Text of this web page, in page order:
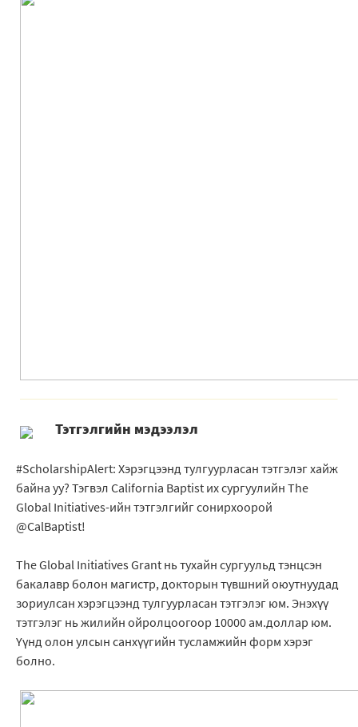
Тэтгэлгийн мэдээлэл
#ScholarshipAlert: Хэрэгцээнд тулгуурласан тэтгэлэг хайж
байна уу? Тэгвэл California Baptist их сургуулийн The
Global Initiatives-ийн тэтгэлгийг сонирхоорой
@CalBaptist!
The Global Initiatives Grant нь тухайн сургуульд тэнцсэн
бакалавр болон магистр, докторын түвшний оюутнуудад
зориулсан хэрэгцээнд тулгуурласан тэтгэлэг юм. Энэхүү
тэтгэлэг нь жилийн ойролцоогоор 10000 ам.доллар юм.
Үүнд олон улсын санхүүгийн тусламжийн форм хэрэг
болно.